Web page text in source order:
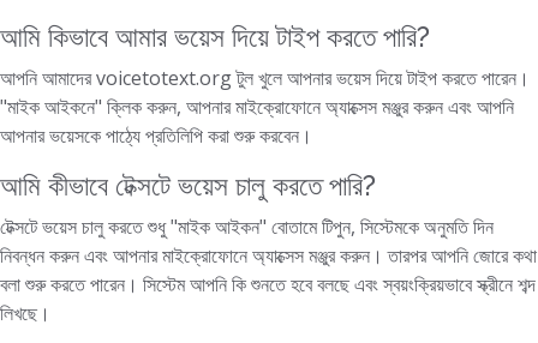
আমি কিভাবে আমার ভয়েস দিয়ে টাইপ করতে পারি?
আপনি আমাদের voicetotext.org টুল খুলে আপনার ভয়েস দিয়ে টাইপ করতে পারেন।
"মাইক আইকনে" ক্লিক করুন, আপনার মাইক্রোফোনে অ্যাক্সেস মঞ্জুর করুন এবং আপনি
আপনার ভয়েসকে পাঠ্যে প্রতিলিপি করা শুরু করবেন।
আমি কীভাবে টেক্সটে ভয়েস চালু করতে পারি?
টেক্সটে ভয়েস চালু করতে শুধু "মাইক আইকন" বোতামে টিপুন, সিস্টেমকে অনুমতি দিন
নিবন্ধন করুন এবং আপনার মাইক্রোফোনে অ্যাক্সেস মঞ্জুর করুন। তারপর আপনি জোরে কথা
বলা শুরু করতে পারেন। সিস্টেম আপনি কি শুনতে হবে বলছে এবং স্বয়ংক্রিয়ভাবে স্ক্রীনে শব্দ
লিখছে।